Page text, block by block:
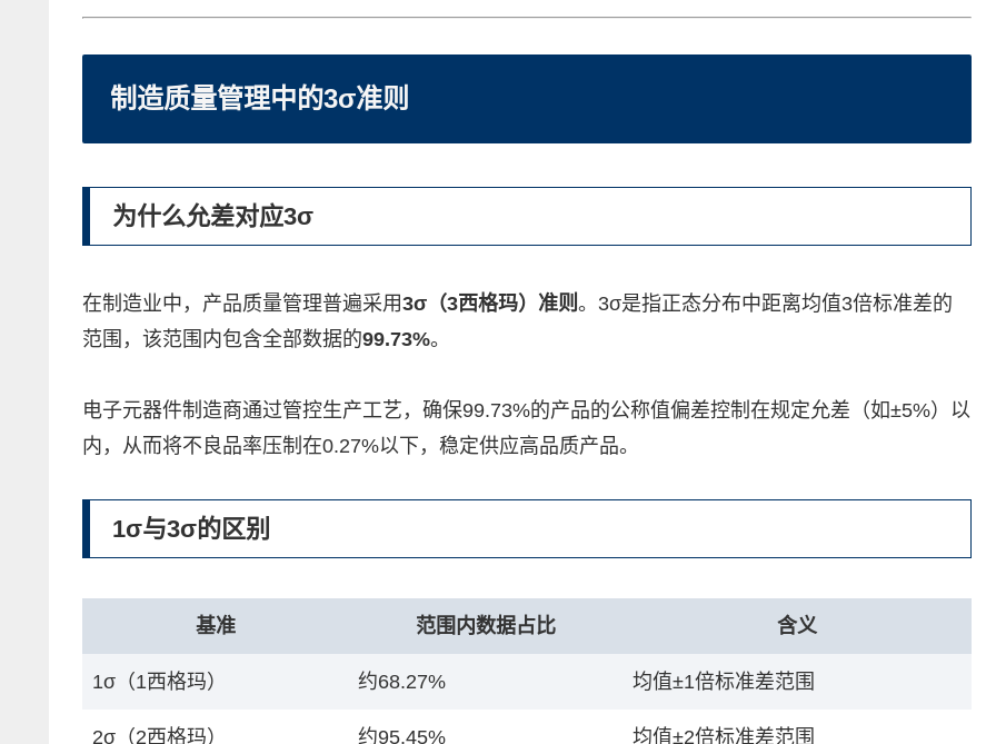
制造质量管理中的3σ准则
为什么允差对应3σ
在制造业中，产品质量管理普遍采用3σ（3西格玛）准则 。3σ是指正态分布中距离均值3倍标准差的
范围，该范围内包含全部数据的99.73%。
电子元器件制造商通过管控生产工艺，确保99.73%的产品的公称值偏差控制在规定允差（如±5%）以
内，从而将不良品率压制在0.27%以下，稳定供应高品质产品。
1σ与3σ的区别
基准 范围内数据占比 含义
1σ（1西格玛） 约68.27% 均值±1倍标准差范围
2σ（2西格玛） 约95.45% 均值±2倍标准差范围